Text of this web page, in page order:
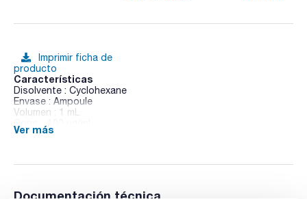
Imprimir ficha de
producto
Características
Disolvente : Cyclohexane
Envase : Ampoule
Volumen : 1 mL
CAS : [192-97-2]
Ver más
Documentación técnica